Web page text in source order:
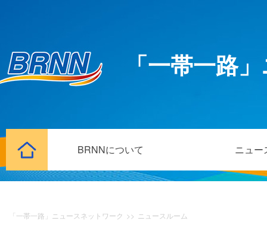
「一帯一路
BRNNについて ニュー
「一帯一路」ニュースネットワーク >> ニュースルーム